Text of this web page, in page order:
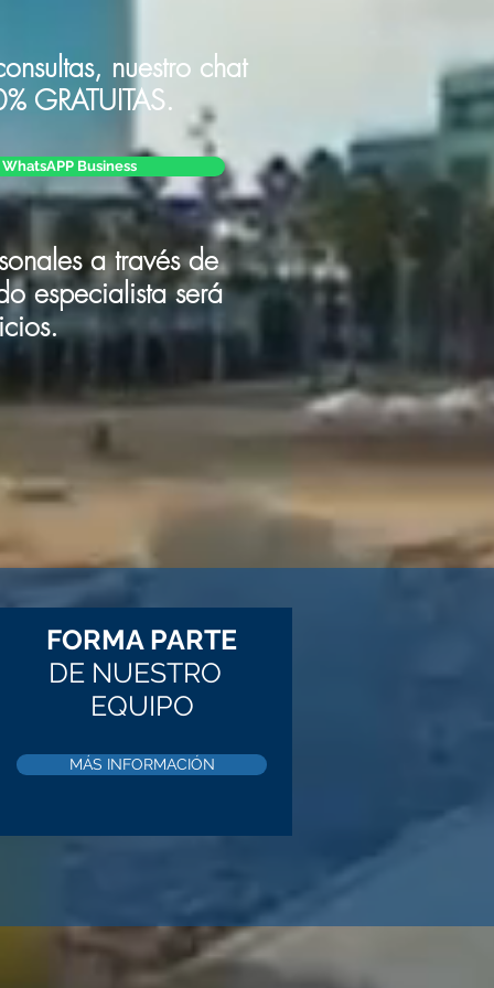
nuestro chat
GRATUITAS.
Business
a través de
especialista será
MÁS INFORMACIÓN
FORMA PARTE
DE NUESTRO
EQUIPO